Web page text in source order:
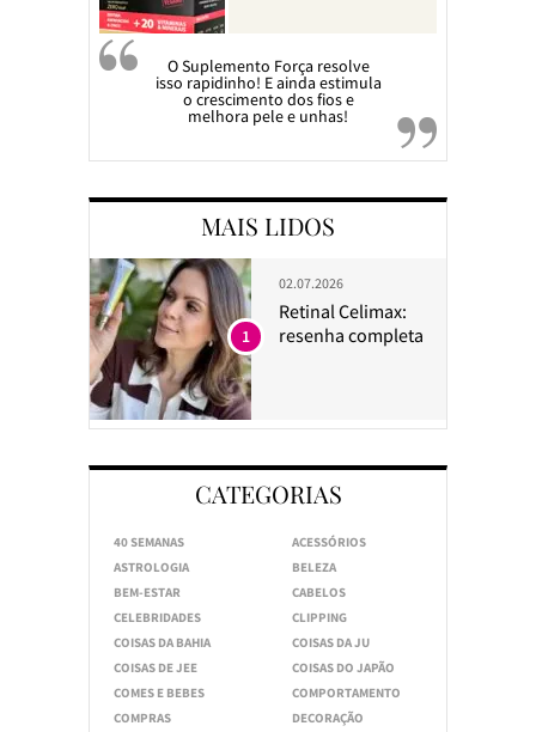
O Suplemento Força resolve
isso rapidinho! E ainda estimula
o crescimento dos fios e
melhora pele e unhas!
MAIS LIDOS
02.07.2026
Retinal Celimax:
resenha completa
1
CATEGORIAS
40 SEMANAS
ACESSÓRIOS
ASTROLOGIA
BELEZA
BEM-ESTAR
CABELOS
CELEBRIDADES
CLIPPING
COISAS DA BAHIA
COISAS DA JU
COISAS DE JEE
COISAS DO JAPÃO
COMES E BEBES
COMPORTAMENTO
COMPRAS
DECORAÇÃO